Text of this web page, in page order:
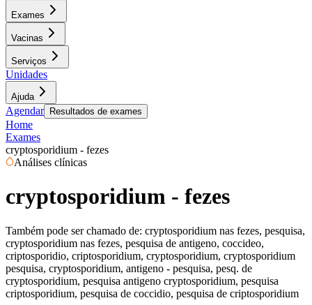
Exames
Vacinas
Serviços
Unidades
Ajuda
Agendar Resultados de exames
Home
Exames
cryptosporidium - fezes
Análises clínicas
cryptosporidium - fezes
Também pode ser chamado de: cryptosporidium nas fezes, pesquisa,
cryptosporidium nas fezes, pesquisa de antigeno, coccideo,
criptosporidio, criptosporidium, cryptosporidium, cryptosporidium
pesquisa, cryptosporidium, antigeno - pesquisa, pesq. de
cryptosporidium, pesquisa antigeno cryptosporidium, pesquisa
criptosporidium, pesquisa de coccidio, pesquisa de criptosporidium